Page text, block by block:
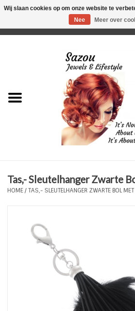
Just for Him
Plus Size Sieraden
Tassen en meer
Haaraccesoires
Tas,- Sleutelhanger Zwarte
HOME/TAS,- SLEUTELHANGER ZWARTE BOL
Wij slaan cookies op om onze website te
Nee
Meer over